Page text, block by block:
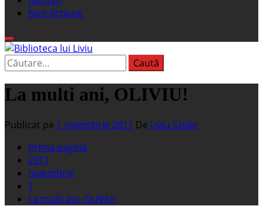
Non-ficțiune
Biblioteca lui Liviu
Fostul blog FanSF
Caută
după:
La multi ani, OLIVIU!
Publicat pe 1 noiembrie 2011 De Liviu Szoke
Prima pagină
2011
noiembrie
1
La multi ani, OLIVIU!